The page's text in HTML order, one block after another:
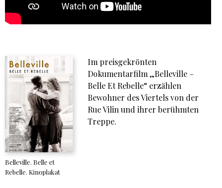
Belleville. Belle et
Rebelle. Kinoplakat
Im preisgekrönten
Dokumentarfilm „Belleville –
Belle Et Rebelle“ erzählen
Bewohner des Viertels von der
Rue Vilin und ihrer berühmten
Treppe.